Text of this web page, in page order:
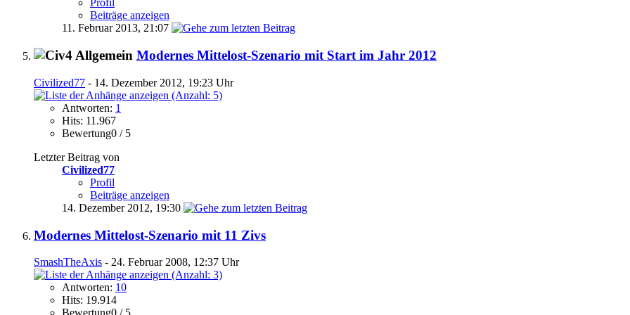
Profil
Beiträge anzeigen
11. Februar 2013, 21:07
Modernes Mittelost-Szenario mit Start im Jahr 2012
Civilized77 - 14. Dezember 2012, 19:23 Uhr
Antworten: 1
Hits: 11.967
Bewertung0 / 5
Letzter Beitrag von
Civilized77
Profil
Beiträge anzeigen
14. Dezember 2012, 19:30
Modernes Mittelost-Szenario mit 11 Zivs
SmashTheAxis - 24. Februar 2008, 12:37 Uhr
Antworten: 10
Hits: 19.914